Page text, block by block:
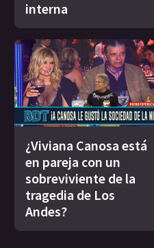
interna
¿Viviana Canosa está
en pareja con un
sobreviviente de la
tragedia de Los
Andes?